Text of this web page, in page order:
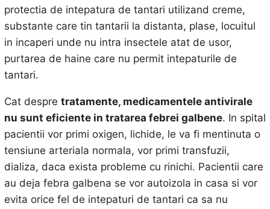
protectia de intepatura de tantari utilizand creme,
substante care tin tantarii la distanta, plase, locuitul
in incaperi unde nu intra insectele atat de usor,
purtarea de haine care nu permit intepaturile de
tantari.
Cat despre tratamente, medicamentele antivirale
nu sunt eficiente in tratarea febrei galbene. In spital
pacientii vor primi oxigen, lichide, le va fi mentinuta o
tensiune arteriala normala, vor primi transfuzii,
dializa, daca exista probleme cu rinichi. Pacientii care
au deja febra galbena se vor autoizola in casa si vor
evita orice fel de intepaturi de tantari ca sa nu